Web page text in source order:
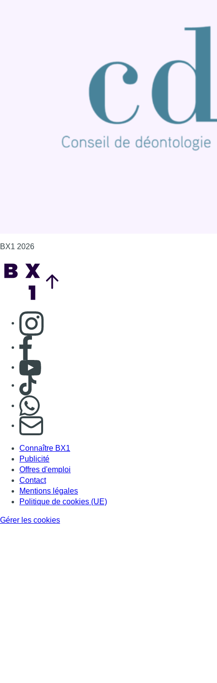
BX1 2026
Consulter page Instagram
Consulter page Facebook
Consulter Youtube
Consulter TikTok
S'abonner à notre newsletter
Connaître BX1
Publicité
Offres d'emploi
Contact
Mentions légales
Politique de cookies (UE)
Gérer les cookies